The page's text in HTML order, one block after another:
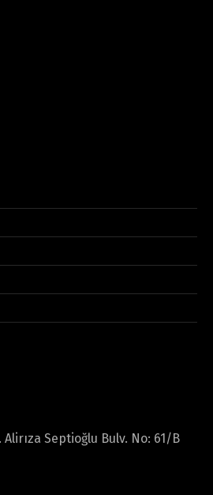
Septioğlu Bulv. No: 61/B